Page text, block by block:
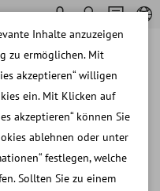
ReproJelly,
Inhalte anzuzeigen
zu ermöglichen. Mit
akzeptieren“ willigen
ein. Mit Klicken auf
akzeptieren“ können Sie
ablehnen oder unter
festlegen, welche
Sollten Sie zu einem